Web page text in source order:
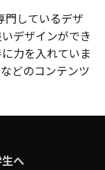
門しているデザ
デザインができ
力を入れていま
どのコンテンツ
へ